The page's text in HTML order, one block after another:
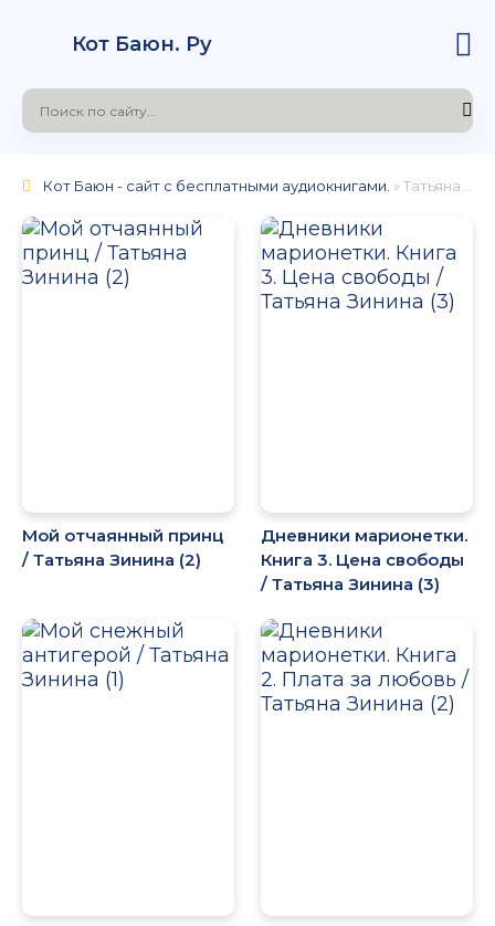
Кот Баюн. Ру
Кот Баюн - сайт с бесплатными аудиокнигами. » Татьяна Зинина
Мой отчаянный принц
/ Татьяна Зинина (2)
Дневники марионетки.
Книга 3. Цена свободы
/ Татьяна Зинина (3)